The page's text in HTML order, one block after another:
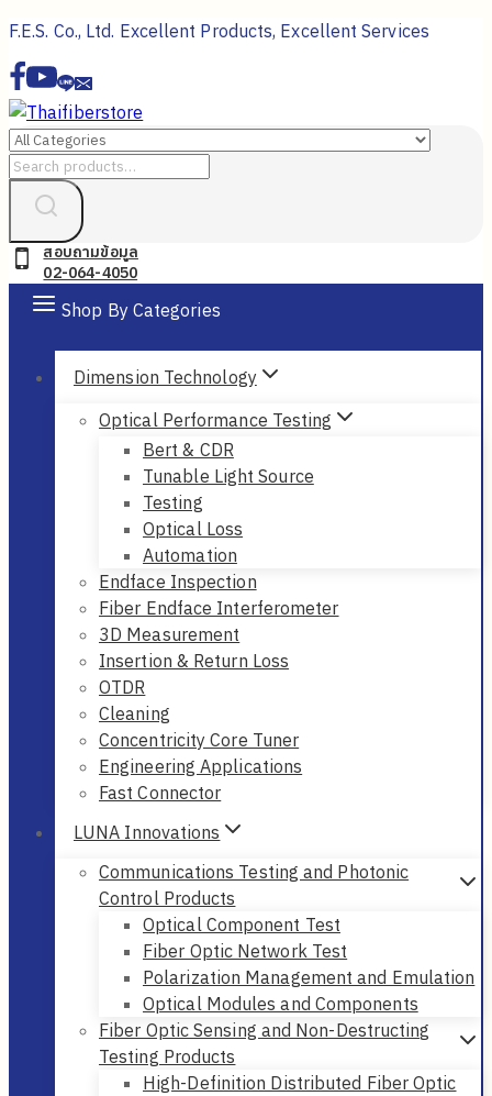
Skip
to
content
F.E.S. Co., Ltd. Excellent Products, Excellent Services
Search
สอบถามข้อมูล
02-064-4050
Shop By Categories
Dimension Technology
Optical Performance Testing
Bert & CDR
Tunable Light Source
Testing
Optical Loss
Automation
Endface Inspection
Fiber Endface Interferometer
3D Measurement
Insertion & Return Loss
OTDR
Cleaning
Concentricity Core Tuner
Engineering Applications
Fast Connector
LUNA Innovations
Communications Testing and Photonic
Control Products
Optical Component Test
Fiber Optic Network Test
Polarization Management and Emulation
Optical Modules and Components
Fiber Optic Sensing and Non-Destructing
Testing Products
High-Definition Distributed Fiber Optic